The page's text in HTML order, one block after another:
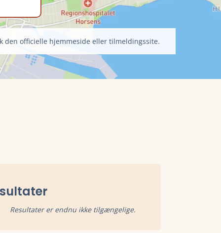
den officielle hjemmeside eller tilmeldingssite.
Resultater er endnu ikke tilgængelige.